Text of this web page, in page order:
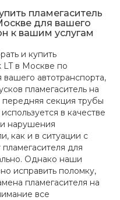
пламегаситель
для вашего
к вашим услугам
и купить
LT в Москве по
автотранспорта,
пламегаситель на
передняя секция трубы
в качестве
нарушения
как и в ситуации с
для
Однако наши
исправить поломку,
пламегасителя на
все